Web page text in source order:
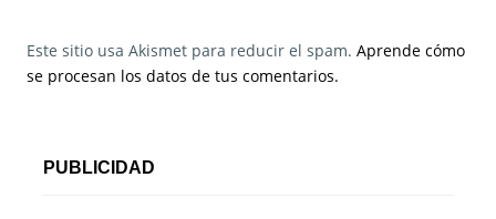
Este sitio usa Akismet para reducir el spam. Aprende cómo
se procesan los datos de tus comentarios.
PUBLICIDAD